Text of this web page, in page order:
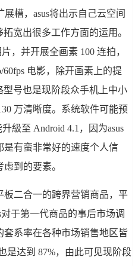
槽，asus将出示自己云空间
宽出很多工作方面的运用。
，并开展全画素 100 连拍，
60fps 电影，除开画素上的提
型号也是现阶段众手机上中小
万清晰度。系统软件可能预
級至 Android 4.1，因为asus
是有蛮非常好的速度个人信
到的要素。
板二合一的跨界营销商品，平
于第一代商品的事后市场调
系率在各种市场销售地区皆
是达到 87%，由此可见现阶段